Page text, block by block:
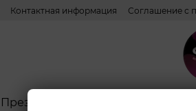
Контактная информация Соглашение с
Презервативы